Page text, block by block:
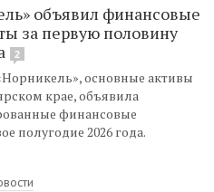
объявил финансовые
за первую половину
2
основные активы
крае, объявила
финансовые
полугодие 2026 года.